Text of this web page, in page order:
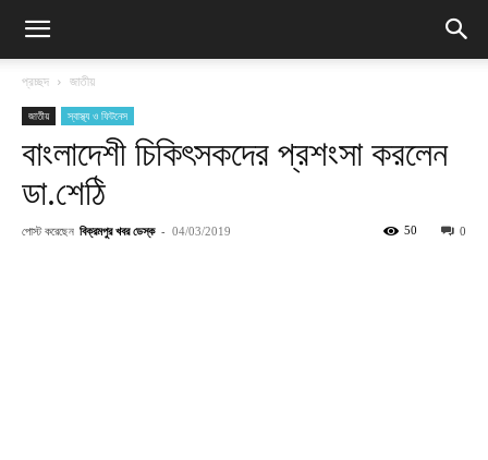
প্রচ্ছদ জাতীয়
জাতীয় স্বাস্থ্য ও ফিটনেস
বাংলাদেশী চিকিৎসকদের প্রশংসা করলেন
ডা.শেঠি
পোস্ট করেছেন বিক্রমপুর খবর ডেস্ক - 04/03/2019 0
50